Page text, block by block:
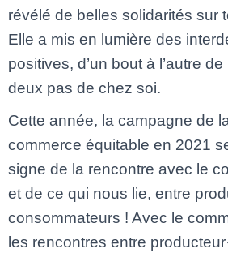
révélé de belles solidarités sur
Elle a mis en lumière des
positives, d’un bout à l’autre
deux pas de chez soi.
Cette année, la campagne de
commerce équitable en 2021
signe de la rencontre avec le
et de ce qui nous lie, entre
consommateurs ! Avec le
les rencontres entre